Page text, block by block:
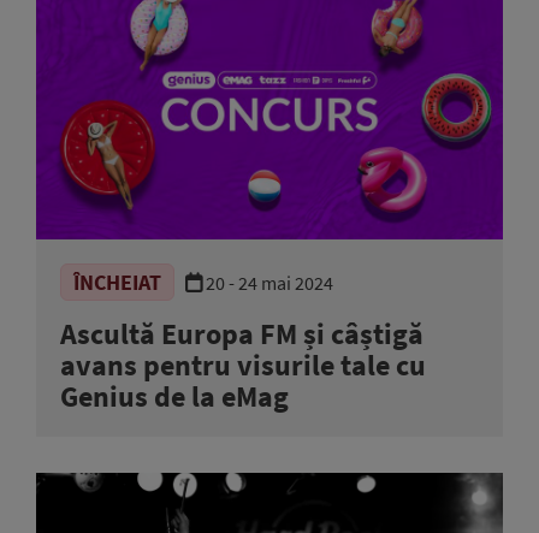
ÎNCHEIAT 20 - 24 mai 2024
Ascultă Europa FM și câștigă
avans pentru visurile tale cu
Genius de la eMag